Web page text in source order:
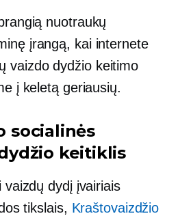
nuotraukų
įrangą, kai internete
vaizdo dydžio keitimo
į keletą geriausių.
socialinės
keitiklis
dydį įvairiais
tikslais, Kraštovaizdžio